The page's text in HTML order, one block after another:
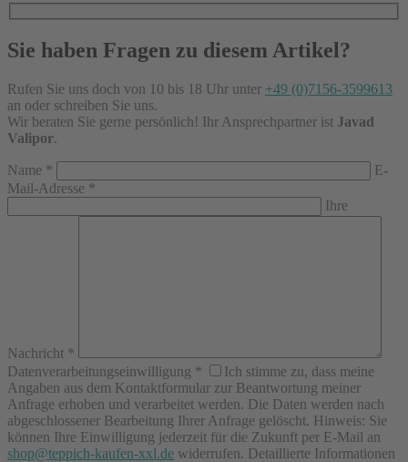
Sie haben Fragen zu diesem Artikel?
Rufen Sie uns doch von 10 bis 18 Uhr unter +49 (0)7156-3599613
an oder schreiben Sie uns.
Wir beraten Sie gerne persönlich! Ihr Ansprechpartner ist Javad
Valipor.
Name *
E-
Mail-Adresse *
Ihre
Nachricht *
Datenverarbeitungseinwilligung *
Ich stimme zu, dass meine
Angaben aus dem Kontaktformular zur Beantwortung meiner
Anfrage erhoben und verarbeitet werden. Die Daten werden nach
abgeschlossener Bearbeitung Ihrer Anfrage gelöscht. Hinweis: Sie
können Ihre Einwilligung jederzeit für die Zukunft per E-Mail an
shop@teppich-kaufen-xxl.de widerrufen. Detaillierte Informationen